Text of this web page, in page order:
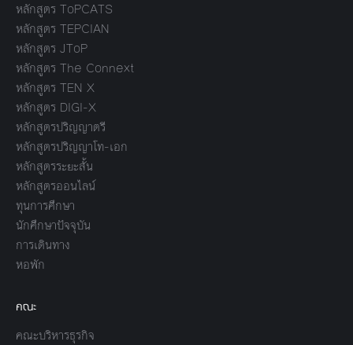
หลักสูตร ToPCATS
หลักสูตร TEPCIAN
หลักสูตร JToP
หลักสูตร The Connext
หลักสูตร TEN X
หลักสูตร DIGI-X
หลักสูตรปริญญาตรี
หลักสูตรปริญญาโท-เอก
หลักสูตรระยะสั้น
หลักสูตรออนไลน์
ทุนการศึกษา
นักศึกษาปัจจุบัน
การเดินทาง
หอพัก
คณะ
คณะบริหารธุรกิจ